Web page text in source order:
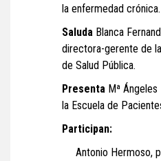
la enfermedad crónica.
Saluda Blanca
directora-gerente de
de Salud Pública.
Presenta Mª
la Escuela de
Participan:
Antonio Hermoso,